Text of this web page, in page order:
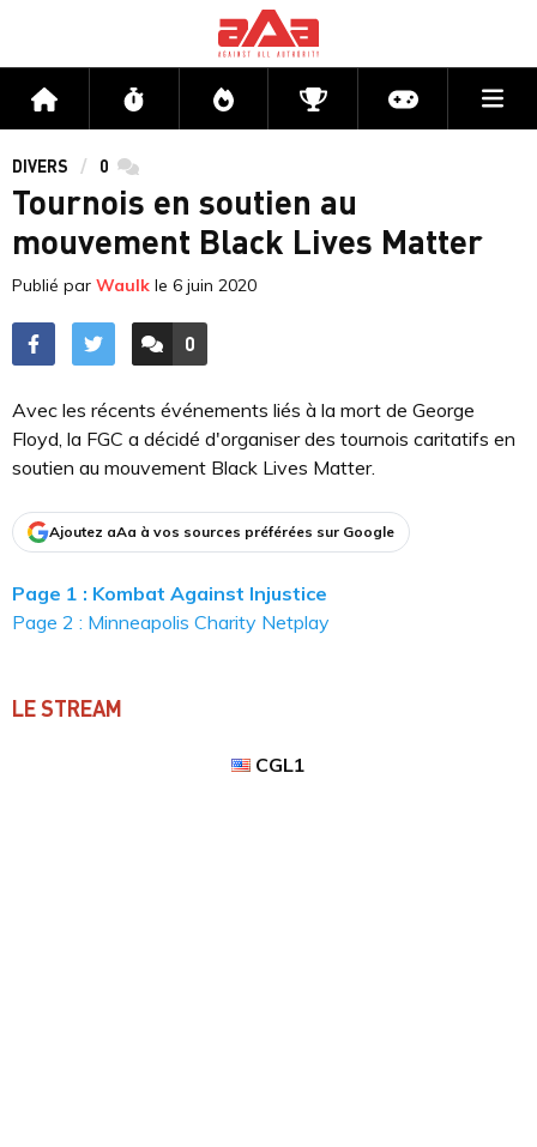
Accueil Flux Directs CompétitionsActu jeux
DIVERS 0 commentaires
Tournois en soutien au
mouvement Black Lives Matter
Publié par Waulk le 6 juin 2020
ACCÉDER AUX
0
COMMENTAIRES
Avec les récents événements liés à la mort de George
Floyd, la FGC a décidé d'organiser des tournois caritatifs en
soutien au mouvement Black Lives Matter.
Ajoutez aAa à vos sources préférées sur Google
Page 1 : Kombat Against Injustice
Page 2 : Minneapolis Charity Netplay
LE STREAM
CGL1